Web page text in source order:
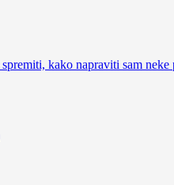
kako napraviti sam neke